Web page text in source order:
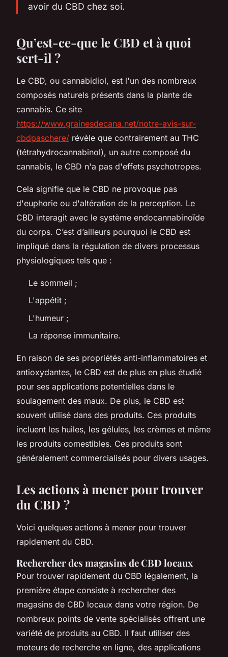
avoir du CBD chez soi.
Qu’est-ce-que le CBD et à quoi
sert-il ?
Le CBD, ou cannabidiol, est l'un des nombreux
composés naturels présents dans la plante de
cannabis. Ce site
https://www.grainesdecana.net/notre-avis-sur-
cbdpaschere/ révèle que contrairement au THC
(tétrahydrocannabinol), un autre composé du
cannabis, le CBD n'a pas d'effets psychotropes.
Cela signifie que le CBD ne provoque pas
d'euphorie ou d'altération de la perception. Le
CBD interagit avec le système endocannabinoïde
du corps. C’est d’ailleurs pourquoi le CBD est
impliqué dans la régulation de divers processus
physiologiques tels que :
Le sommeil ;
L'appétit ;
L'humeur ;
La réponse immunitaire.
En raison de ses propriétés anti-inflammatoires et
antioxydantes, le CBD est de plus en plus étudié
pour ses applications potentielles dans le
soulagement des maux. De plus, le CBD est
souvent utilisé dans des produits. Ces produits
incluent les huiles, les gélules, les crèmes et même
les produits comestibles. Ces produits sont
généralement commercialisés pour divers usages.
Les actions à mener pour trouver
du CBD ?
Voici quelques actions à mener pour trouver
rapidement du CBD.
Rechercher des magasins de CBD locaux
Pour trouver rapidement du CBD légalement, la
première étape consiste à rechercher des
magasins de CBD locaux dans votre région. De
nombreux points de vente spécialisés offrent une
variété de produits au CBD. Il faut utiliser des
moteurs de recherche en ligne, des applications